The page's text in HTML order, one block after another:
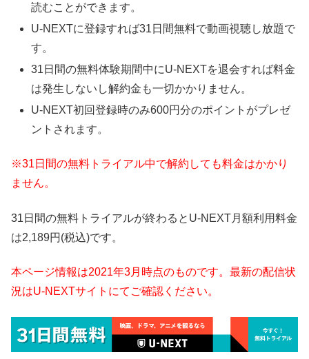
読むことができます。
U-NEXTに登録すれば31日間無料で動画視聴し放題で
す。
31日間の無料体験期間中にU-NEXTを退会すれば料金
は発生しないし解約金も一切かかりません。
U-NEXT初回登録時のみ600円分のポイントがプレゼ
ントされます。
※31日間の無料トライアル中で解約しても料金はかかり
ません。
31日間の無料トライアルが終わるとU-NEXT月額利用料金
は2,189円(税込)です。
本ページ情報は2021年3月時点のものです。最新の配信状
況はU-NEXTサイトにてご確認ください。